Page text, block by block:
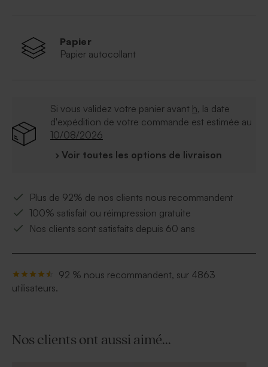
Papier
Papier autocollant
Si vous validez votre panier avant h, la date
d'expédition de votre commande est estimée au
10/08/2026
› Voir toutes les options de livraison
Plus de 92% de nos clients nous recommandent
100% satisfait ou réimpression gratuite
Nos clients sont satisfaits depuis 60 ans
92 % nous recommandent, sur 4863
utilisateurs.
Nos clients ont aussi aimé...